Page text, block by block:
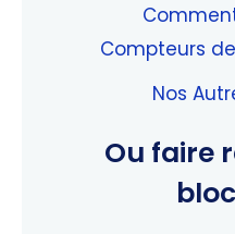
Compteurs
Nos
Ou faire